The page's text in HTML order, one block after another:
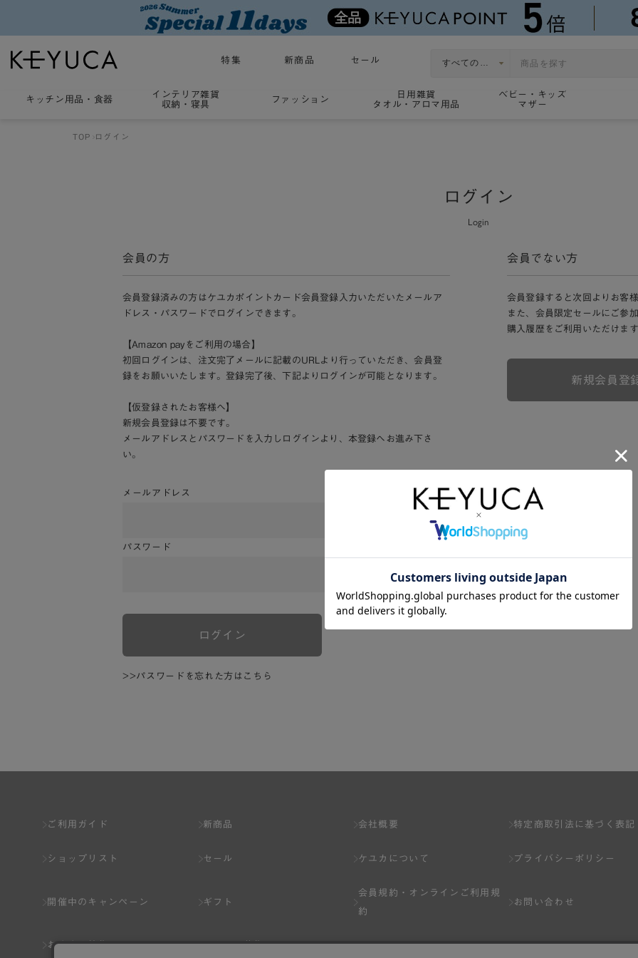
特集 新商品 セール
キッチン用品 ・ 食器
インテリア雑貨
収納・寝具
ファッション
日用雑貨
タオル・アロマ用品
ベビー・キッズ
マザー
TOP ログイン
ログイン
Login
会員の方
会員登録済みの方はケユカポイントカード会員登録入力いただいたメールア
ドレス・パスワードでログインできます。
【Amazon payをご利用の場合】
初回ログインは、注文完了メールに記載のURLより行っていただき、会員登
録をお願いいたします。登録完了後、下記よりログインが可能となります。
【仮登録されたお客様へ】
新規会員登録は不要です。
メールアドレスとパスワードを入力しログインより、本登録へお進み下さ
い。
メールアドレス
パスワード
ログイン
>>パスワードを忘れた方はこちら
会員でない方
会員登録すると次回よりお客
また、会員限定セールにご参
購入履歴をご利用いただけま
新規会員登
ご利用ガイド
ショップリスト
開催中のキャンペーン
おすすめ特集
新商品
セール
ギフト
スタッフ募集
会社概要
ケユカについて
会員規約・
オンラインご利用規
約
Q&A
特定商取引法に基づく表記
プライバシーポリシー
お問い合わせ